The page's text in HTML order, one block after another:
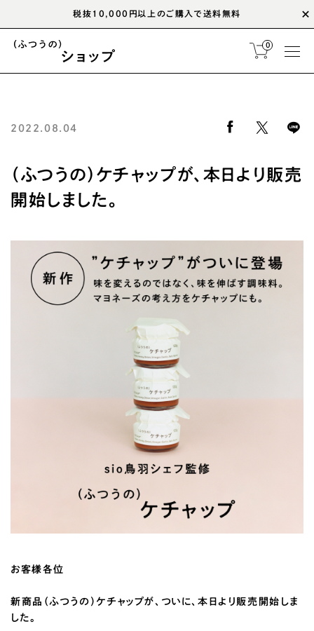
税抜10,000円以上のご購入で送料無料
0
2022.08.04
（ふつうの）ケチャップが、本日より販売
開始しました。
お客様各位
新商品（ふつうの）ケチャップが、ついに、本日より販売開始しま
した。